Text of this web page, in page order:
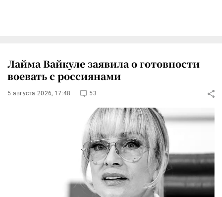
Лайма Вайкуле заявила о готовности
воевать с россиянами
5 августа 2026, 17:48 53